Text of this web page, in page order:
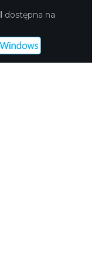
dostępna na